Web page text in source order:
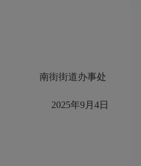
南街街道办事处
2025年9月4日